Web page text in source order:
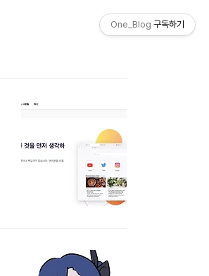
One_Blog 구독하기